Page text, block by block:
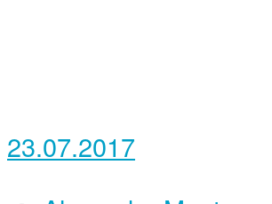
23.07.2017